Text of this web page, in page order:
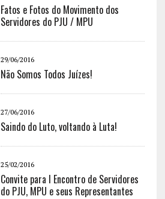
Fatos e Fotos do Movimento dos
Servidores do PJU / MPU
29/06/2016
Não Somos Todos Juízes!
27/06/2016
Saindo do Luto, voltando à Luta!
25/02/2016
Convite para I Encontro de Servidores
do PJU, MPU e seus Representantes